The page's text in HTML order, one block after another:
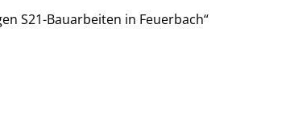
S21-Bauarbeiten in Feuerbach“